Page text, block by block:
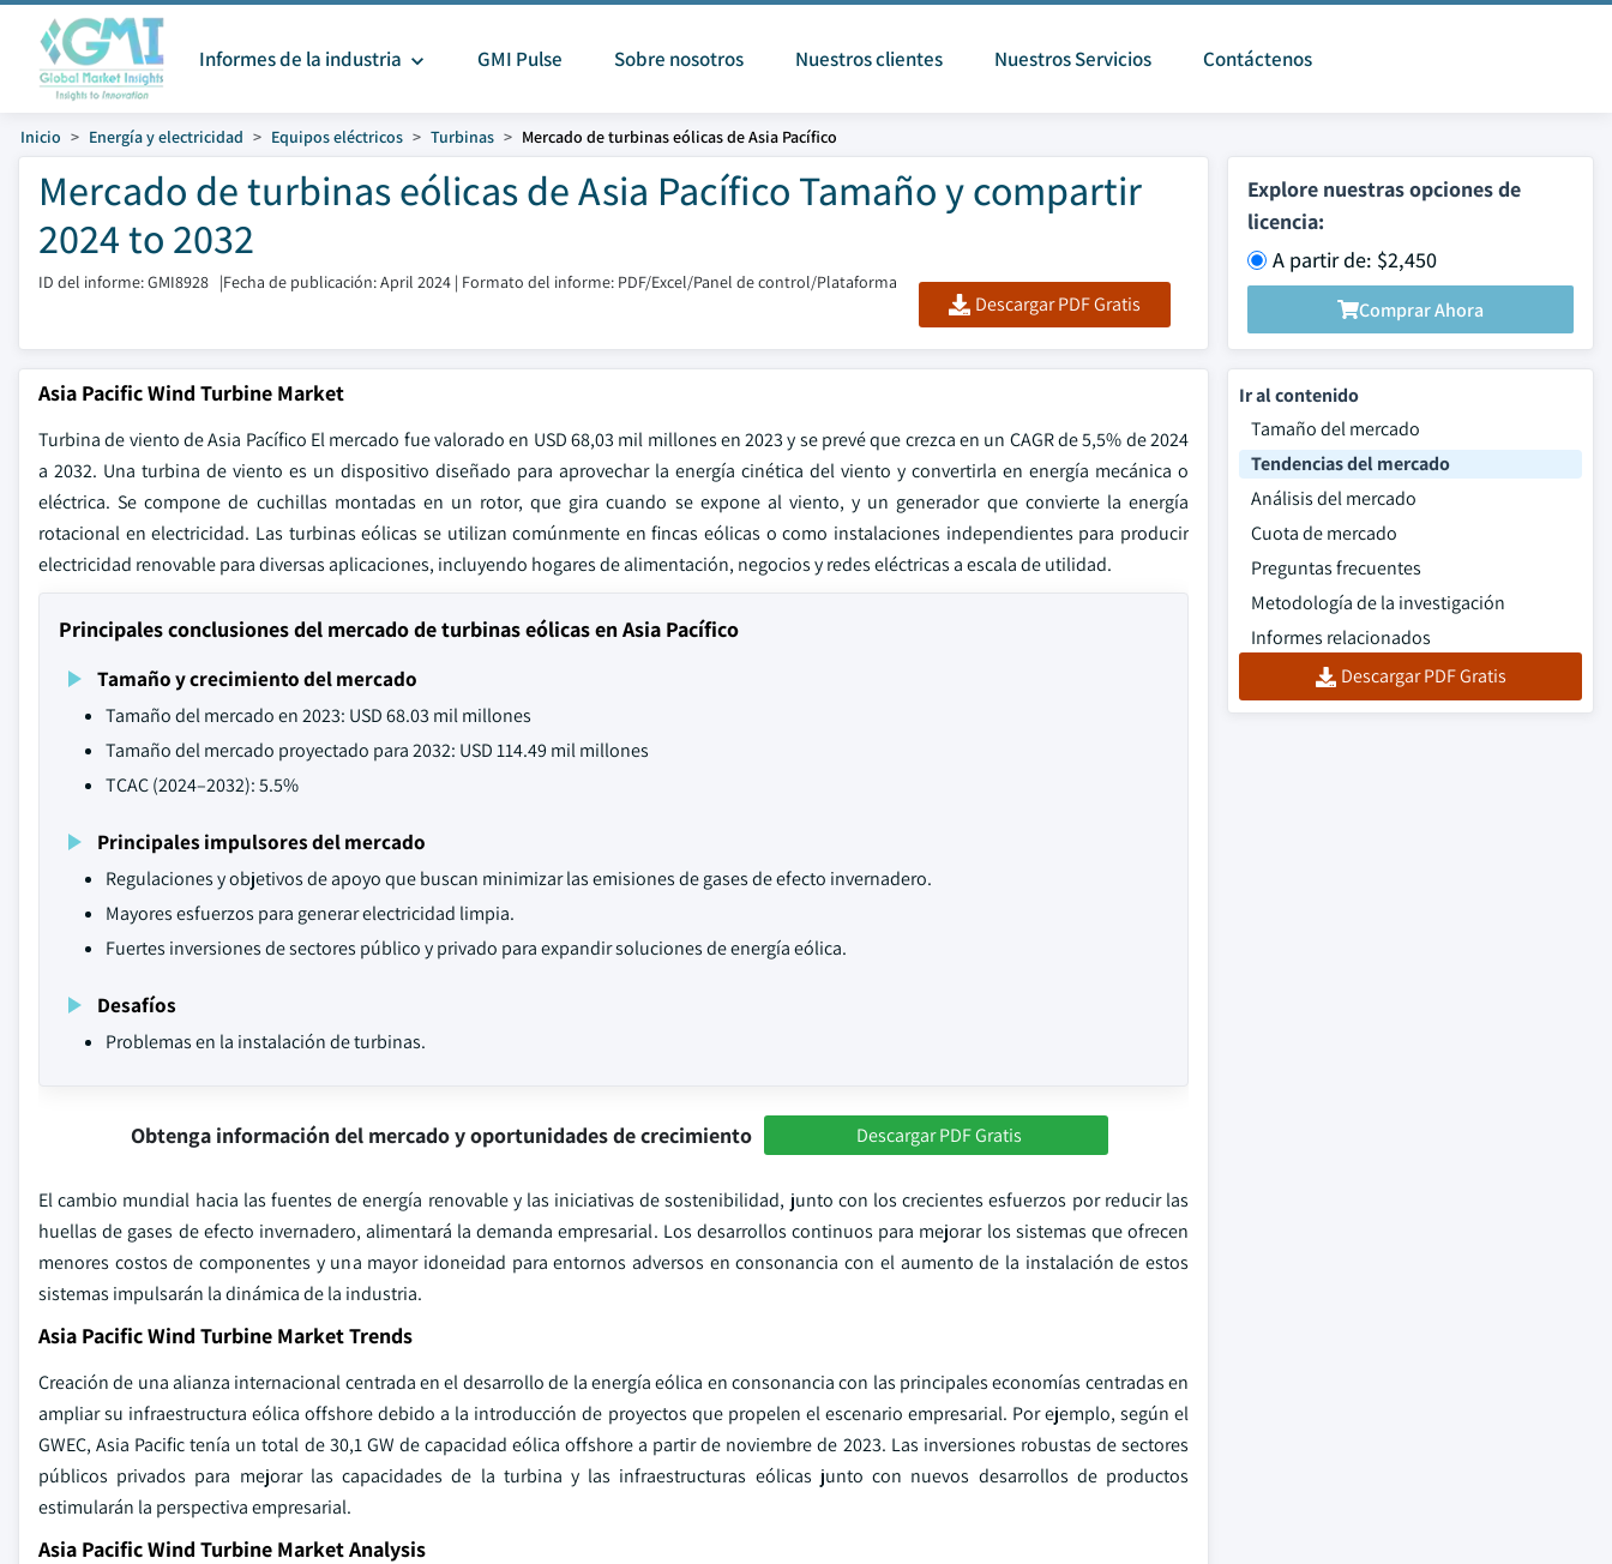
Informes de la industria GMI Pulse Sobre nosotros Nuestros clientes Nuestros Servicios Contáctenos
Inicio Energía y electricidad Equipos eléctricos Turbinas Mercado de turbinas eólicas de Asia Pacífico
Mercado de turbinas eólicas de Asia Pacífico Tamaño y compartir
2024 to 2032
ID del informe: GMI8928 |Fecha de publicación: April 2024 | Formato del informe: PDF/Excel/Panel de control/Plataforma
Descargar PDF Gratis
Explore nuestras opciones de
licencia:
A partir de: $2,450
Comprar Ahora
Asia Pacific Wind Turbine Market
Turbina de viento de Asia Pacífico El mercado fue valorado en USD 68,03 mil millones en 2023 y se prevé que crezca en un CAGR de 5,5% de 2024
a 2032. Una turbina de viento es un dispositivo diseñado para aprovechar la energía cinética del viento y convertirla en energía mecánica o
eléctrica. Se compone de cuchillas montadas en un rotor, que gira cuando se expone al viento, y un generador que convierte la energía
rotacional en electricidad. Las turbinas eólicas se utilizan comúnmente en fincas eólicas o como instalaciones independientes para producir
electricidad renovable para diversas aplicaciones, incluyendo hogares de alimentación, negocios y redes eléctricas a escala de utilidad.
Principales conclusiones del mercado de turbinas eólicas en Asia Pacífico
Tamaño y crecimiento del mercado
Tamaño del mercado en 2023: USD 68.03 mil millones
Tamaño del mercado proyectado para 2032: USD 114.49 mil millones
TCAC (2024–2032): 5.5%
Principales impulsores del mercado
Regulaciones y objetivos de apoyo que buscan minimizar las emisiones de gases de efecto invernadero.
Mayores esfuerzos para generar electricidad limpia.
Fuertes inversiones de sectores público y privado para expandir soluciones de energía eólica.
Desafíos
Problemas en la instalación de turbinas.
Obtenga información del mercado y oportunidades de crecimiento Descargar PDF Gratis
El cambio mundial hacia las fuentes de energía renovable y las iniciativas de sostenibilidad, junto con los crecientes esfuerzos por reducir las
huellas de gases de efecto invernadero, alimentará la demanda empresarial. Los desarrollos continuos para mejorar los sistemas que ofrecen
menores costos de componentes y una mayor idoneidad para entornos adversos en consonancia con el aumento de la instalación de estos
sistemas impulsarán la dinámica de la industria.
Asia Pacific Wind Turbine Market Trends
Creación de una alianza internacional centrada en el desarrollo de la energía eólica en consonancia con las principales economías centradas en
ampliar su infraestructura eólica offshore debido a la introducción de proyectos que propelen el escenario empresarial. Por ejemplo, según el
GWEC, Asia Pacific tenía un total de 30,1 GW de capacidad eólica offshore a partir de noviembre de 2023. Las inversiones robustas de sectores
públicos privados para mejorar las capacidades de la turbina y las infraestructuras eólicas junto con nuevos desarrollos de productos
estimularán la perspectiva empresarial.
Asia Pacific Wind Turbine Market Analysis
Ir al contenido
Tamaño del mercado
Tendencias del mercado
Análisis del mercado
Cuota de mercado
Preguntas frecuentes
Metodología de la investigación
Informes relacionados
Descargar PDF Gratis